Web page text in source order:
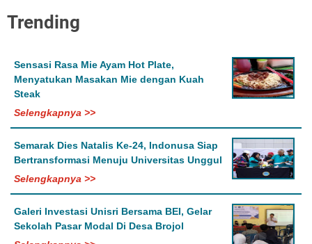
Trending
Sensasi Rasa Mie Ayam Hot Plate,
Menyatukan Masakan Mie dengan Kuah
Steak
Selengkapnya >>
Semarak Dies Natalis Ke-24, Indonusa Siap
Bertransformasi Menuju Universitas Unggul
Selengkapnya >>
Galeri Investasi Unisri Bersama BEI, Gelar
Sekolah Pasar Modal Di Desa Brojol